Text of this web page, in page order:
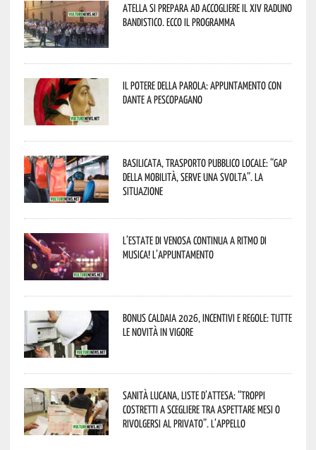
Atella si prepara ad accogliere il XIV Raduno
Bandistico. Ecco il programma
Il Potere della parola: appuntamento con
Dante a Pescopagano
Basilicata, trasporto pubblico locale: “Gap
della mobilità, serve una svolta”. La
situazione
L’estate di Venosa continua a ritmo di
musica! L’appuntamento
Bonus caldaia 2026, incentivi e regole: tutte
le novità in vigore
Sanità lucana, liste d’attesa: “Troppi
costretti a scegliere tra aspettare mesi o
rivolgersi al privato”. L’appello